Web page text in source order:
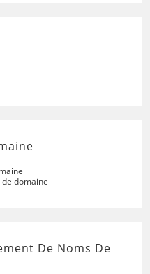
domaine
De Noms De